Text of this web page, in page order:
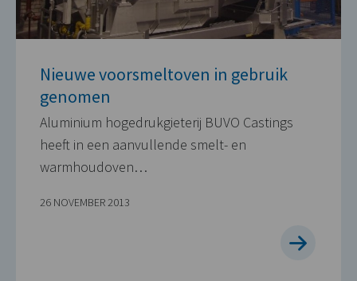
Nieuwe voorsmeltoven in gebruik
genomen
Aluminium hogedrukgieterij BUVO Castings
heeft in een aanvullende smelt- en
warmhoudoven…
26 NOVEMBER 2013